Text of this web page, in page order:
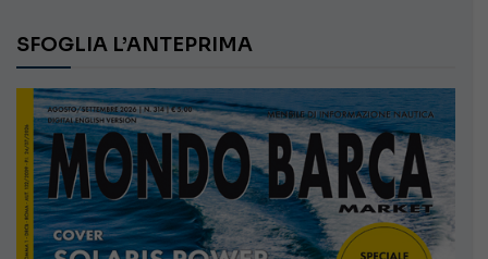
SFOGLIA L’ANTEPRIMA